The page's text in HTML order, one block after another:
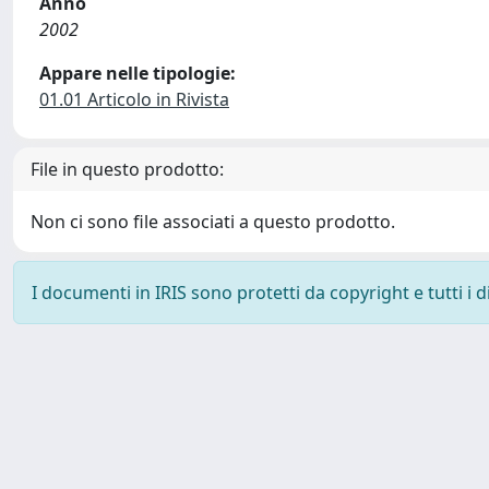
2002
Appare nelle tipologie:
01.01 Articolo in Rivista
File in questo prodotto:
Non ci sono file associati a questo prodotto.
I documenti in IRIS sono protetti da copyright e tutti i